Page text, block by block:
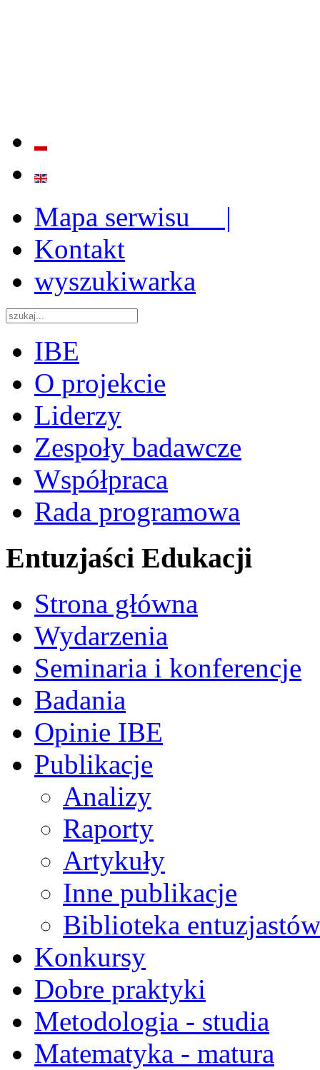
Mapa serwisu |
Kontakt
wyszukiwarka
IBE
O projekcie
Liderzy
Zespoły badawcze
Współpraca
Rada programowa
Entuzjaści Edukacji
Strona główna
Wydarzenia
Seminaria i konferencje
Badania
Opinie IBE
Publikacje
Analizy
Raporty
Artykuły
Inne publikacje
Biblioteka
Konkursy
Dobre praktyki
Metodologia - studia
Matematyka - matura